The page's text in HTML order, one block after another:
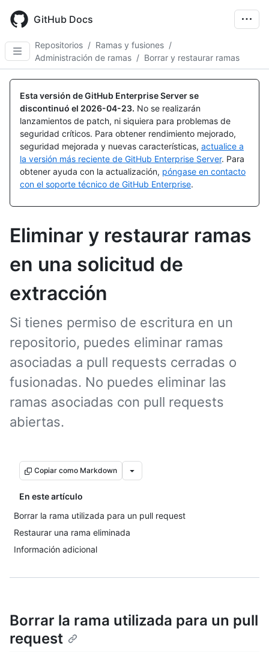
main
content
GitHub Docs
Repositorios / Ramas y fusiones /
Administración de ramas / Borrar y restaurar ramas
Esta versión de GitHub Enterprise Server se
discontinuó el 2026-04-23. No se realizarán
lanzamientos de patch, ni siquiera para problemas de
seguridad críticos. Para obtener rendimiento mejorado,
seguridad mejorada y nuevas características, actualice a
la versión más reciente de GitHub Enterprise Server. Para
obtener ayuda con la actualización, póngase en contacto
con el soporte técnico de GitHub Enterprise.
Eliminar y restaurar ramas
en una solicitud de
extracción
Si tienes permiso de escritura en un
repositorio, puedes eliminar ramas
asociadas a pull requests cerradas o
fusionadas. No puedes eliminar las
ramas asociadas con pull requests
abiertas.
Copiar como Markdown
En este artículo
Borrar la rama utilizada para un pull request
Restaurar una rama eliminada
Información adicional
Borrar la rama utilizada para un pull
request